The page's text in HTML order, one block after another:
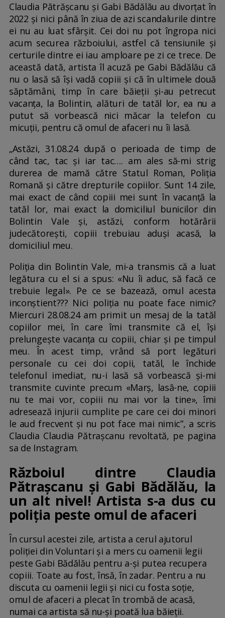
Claudia Pătrășcanu și Gabi Bădălău au divorțat în
2022 și nici până în ziua de azi scandalurile dintre
ei nu au luat sfârșit. Cei doi nu pot îngropa nici
acum securea războiului, astfel că tensiunile și
certurile dintre ei iau amploare pe zi ce trece. De
această dată, artista îl acuză pe Gabi Bădălău că
nu o lasă să își vadă copiii și că în ultimele două
săptămâni, timp în care băieții și-au petrecut
vacanța, la Bolintin, alături de tatăl lor, ea nu a
putut să vorbească nici măcar la telefon cu
micuții, pentru că omul de afaceri nu îi lasă.
„Astăzi, 31.08.24 după o perioada de timp de
când tac, tac și iar tac…. am ales să-mi strig
durerea de mamă către Statul Roman, Poliția
Romană și către drepturile copiilor. Sunt 14 zile,
mai exact de când copiii mei sunt în vacanță la
tatăl lor, mai exact la domiciliul bunicilor din
Bolintin Vale și, astăzi, conform hotărârii
judecătorești, copiii trebuiau aduși acasă, la
domiciliul meu.
Poliția din Bolintin Vale, mi-a transmis că a luat
legătura cu el si a spus: «Nu îi aduc, să facă ce
trebuie legal». Pe ce se bazează, omul acesta
inconștient??? Nici poliția nu poate face nimic?
Miercuri 28.08.24 am primit un mesaj de la tatăl
copiilor mei, în care îmi transmite că el, își
prelungește vacanța cu copiii, chiar și pe timpul
meu. În acest timp, vrând să port legături
personale cu cei doi copii, tatăl, le închide
telefonul imediat, nu-i lasă să vorbească și-mi
transmite cuvinte precum «Marș, lasă-ne, copiii
nu te mai vor, copiii nu mai vor la tine», îmi
adresează injurii cumplite pe care cei doi minori
le aud frecvent și nu pot face mai nimic”, a scris
Claudia Claudia Pătrașcanu revoltată, pe pagina
sa de Instagram.
Războiul dintre Claudia
Pătrașcanu și Gabi Bădălău, la
un alt nivel! Artista s-a dus cu
poliția peste omul de afaceri
În cursul acestei zile, artista a cerul ajutorul
poliției din Voluntari și a mers cu oamenii legii
peste Gabi Bădălău pentru a-și putea recupera
copiii. Toate au fost, însă, în zadar. Pentru a nu
discuta cu oamenii legii și nici cu fosta soție,
omul de afaceri a plecat în trombă de acasă,
numai ca artista să nu-și poată lua băieții.